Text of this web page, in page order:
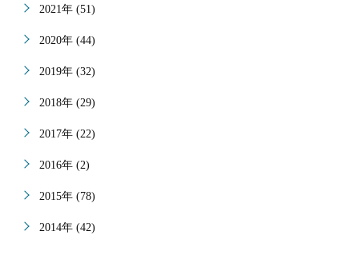
2021年 (51)
2020年 (44)
2019年 (32)
2018年 (29)
2017年 (22)
2016年 (2)
2015年 (78)
2014年 (42)